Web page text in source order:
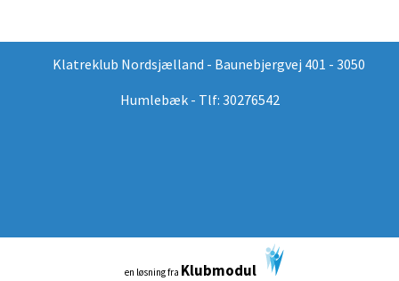
Klatreklub Nordsjælland - Baunebjergvej 401 - 3050
Humlebæk - Tlf: 30276542
en løsning fra Klubmodul